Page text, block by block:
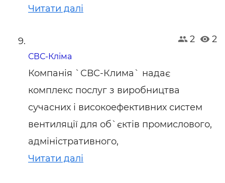
Читати далі
2 2
СВС-Кліма
Компанія `СВС-Клима` надає
комплекс послуг з виробництва
сучасних і високоефективних систем
вентиляції для об`єктів промислового,
адміністративного,
Читати далі